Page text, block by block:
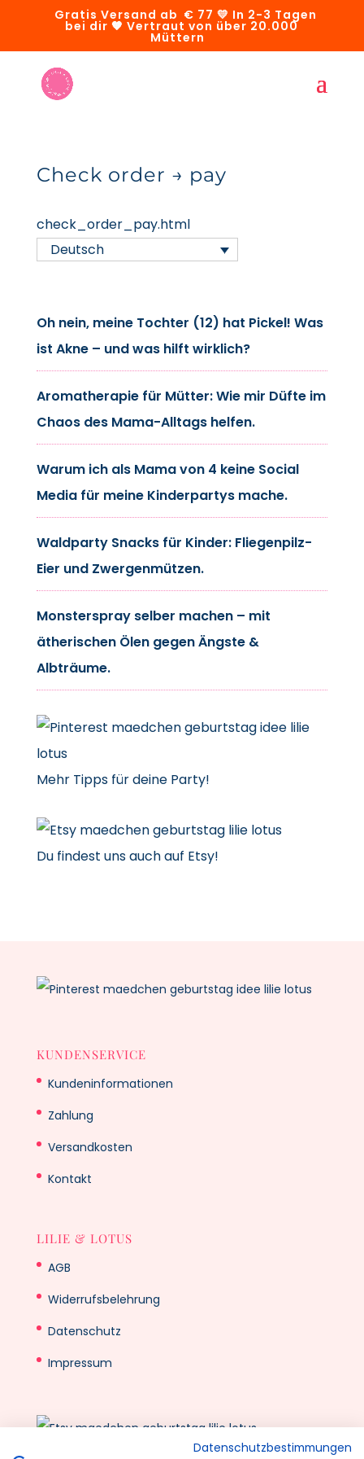
Gratis Versand ab € 77 💛 In 2-3 Tagen
bei dir 🧡 Vertraut von über 20.000
Müttern
Check order → pay
check_order_pay.html
Deutsch
Oh nein, meine Tochter (12) hat Pickel! Was
ist Akne – und was hilft wirklich?
Aromatherapie für Mütter: Wie mir Düfte im
Chaos des Mama-Alltags helfen.
Warum ich als Mama von 4 keine Social
Media für meine Kinderpartys mache.
Waldparty Snacks für Kinder: Fliegenpilz-
Eier und Zwergenmützen.
Monsterspray selber machen – mit
ätherischen Ölen gegen Ängste &
Albträume.
Mehr Tipps für deine Party!
Du findest uns auch auf Etsy!
KUNDENSERVICE
Kundeninformationen
Zahlung
Versandkosten
Kontakt
LILIE & LOTUS
AGB
Widerrufsbelehrung
Datenschutz
Impressum
Datenschutzbestimmungen